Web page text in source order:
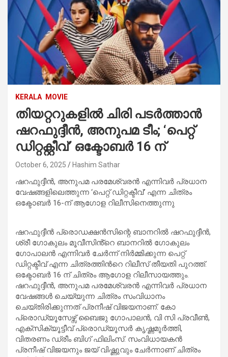
KERALA MOVIE
തിയറ്ററുകളിൽ ചിരി പടർത്താൻ
ഷറഫുദ്ദീന്‍, അനുപമ ടീം; ‘പെറ്റ്
ഡിറ്റക്റ്റീവ്’ ഒക്ടോബർ 16 ന്
October 6, 2025 Hashim Sathar
ഷറഫുദ്ദീൻ, അനുപമ പരമേശ്വരൻ എന്നിവർ പ്രധാന
വേഷങ്ങളിലെത്തുന്ന ‘പെറ്റ് ഡിറ്റക്ടീവ്’ എന്ന ചിത്രം
ഒക്ടോബർ 16-ന് ആഗോള റിലീസിനെത്തുന്നു
ഷറഫുദ്ദീന്‍ പ്രൊഡക്ഷൻസിന്റെ ബാനറിൽ ഷറഫുദ്ദീന്‍,
ശ്രീ ഗോകുലം മൂവീസിൻ്റെ ബാനറിൽ ഗോകുലം
ഗോപാലൻ എന്നിവർ ചേർന്ന് നിർമ്മിക്കുന്ന പെറ്റ്
ഡിറ്റക്ടീവ് എന്ന ചിത്രത്തിന്‍റെ റിലീസ് തീയതി പുറത്ത്.
ഒക്ടോബർ 16 ന് ചിത്രം ആഗോള റിലീസായത്തും.
ഷറഫുദ്ദീൻ, അനുപമ പരമേശ്വരൻ എന്നിവർ പ്രധാന
വേഷങ്ങൾ ചെയ്യുന്ന ചിത്രം സംവിധാനം
ചെയ്തിരിക്കുന്നത് പ്രനീഷ് വിജയനാണ്. കോ
പ്രൊഡ്യൂസേഴ്സ് ബൈജു ഗോപാലൻ, വി സി പ്രവീൺ,
എക്സിക്യൂട്ടീവ് പ്രൊഡ്യൂസർ കൃഷ്ണമൂർത്തി,
വിതരണം ഡ്രീം ബിഗ് ഫിലിംസ്. സംവിധായകൻ
പ്രനീഷ് വിജയനും ജയ് വിഷ്ണുവും ചേർന്നാണ് ചിത്രം